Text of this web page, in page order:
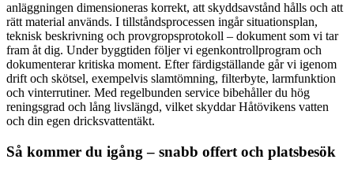
anläggningen dimensioneras korrekt, att skyddsavstånd hålls och att
rätt material används. I tillståndsprocessen ingår situationsplan,
teknisk beskrivning och provgropsprotokoll – dokument som vi tar
fram åt dig. Under byggtiden följer vi egenkontrollprogram och
dokumenterar kritiska moment. Efter färdigställande går vi igenom
drift och skötsel, exempelvis slamtömning, filterbyte, larmfunktion
och vinterrutiner. Med regelbunden service bibehåller du hög
reningsgrad och lång livslängd, vilket skyddar Håtövikens vatten
och din egen dricksvattentäkt.
Så kommer du igång – snabb offert och platsbesök